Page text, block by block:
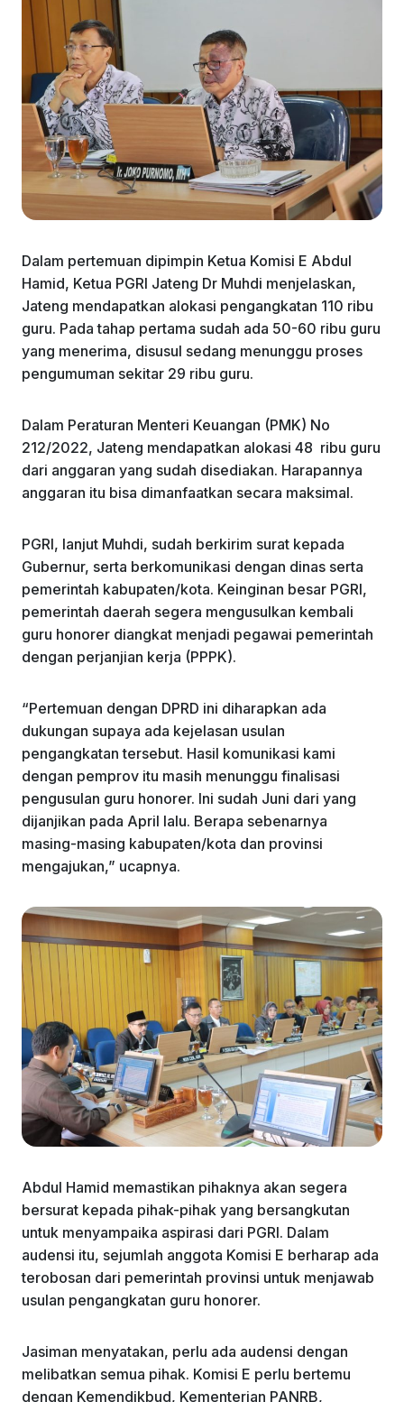
Dalam pertemuan dipimpin Ketua Komisi E Abdul
Hamid, Ketua PGRI Jateng Dr Muhdi menjelaskan,
Jateng mendapatkan alokasi pengangkatan 110 ribu
guru. Pada tahap pertama sudah ada 50-60 ribu guru
yang menerima, disusul sedang menunggu proses
pengumuman sekitar 29 ribu guru.
Dalam Peraturan Menteri Keuangan (PMK) No
212/2022, Jateng mendapatkan alokasi 48 ribu guru
dari anggaran yang sudah disediakan. Harapannya
anggaran itu bisa dimanfaatkan secara maksimal.
PGRI, lanjut Muhdi, sudah berkirim surat kepada
Gubernur, serta berkomunikasi dengan dinas serta
pemerintah kabupaten/kota. Keinginan besar PGRI,
pemerintah daerah segera mengusulkan kembali
guru honorer diangkat menjadi pegawai pemerintah
dengan perjanjian kerja (PPPK).
“Pertemuan dengan DPRD ini diharapkan ada
dukungan supaya ada kejelasan usulan
pengangkatan tersebut. Hasil komunikasi kami
dengan pemprov itu masih menunggu finalisasi
pengusulan guru honorer. Ini sudah Juni dari yang
dijanjikan pada April lalu. Berapa sebenarnya
masing-masing kabupaten/kota dan provinsi
mengajukan,” ucapnya.
Abdul Hamid memastikan pihaknya akan segera
bersurat kepada pihak-pihak yang bersangkutan
untuk menyampaika aspirasi dari PGRI. Dalam
audensi itu, sejumlah anggota Komisi E berharap ada
terobosan dari pemerintah provinsi untuk menjawab
usulan pengangkatan guru honorer.
Jasiman menyatakan, perlu ada audensi dengan
melibatkan semua pihak. Komisi E perlu bertemu
dengan Kemendikbud, Kementerian PANRB,